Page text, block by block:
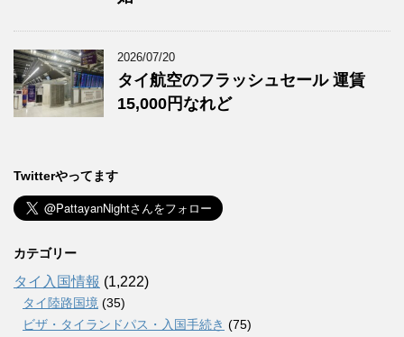
2026/07/20
タイ航空のフラッシュセール 運賃
15,000円なれど
Twitterやってます
カテゴリー
タイ入国情報 (1,222)
タイ陸路国境 (35)
ビザ・タイランドパス・入国手続き (75)